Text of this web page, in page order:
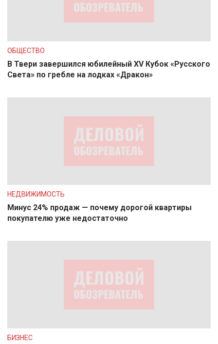
ОБЩЕСТВО
В Твери завершился юбилейный XV Кубок «Русского
Света» по гребле на лодках «Дракон»
НЕДВИЖИМОСТЬ
Минус 24% продаж — почему дорогой квартиры
покупателю уже недостаточно
БИЗНЕС